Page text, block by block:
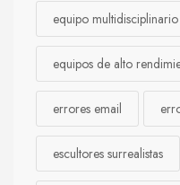
equipo
equipos de alto
errores email
escultores surrealistas